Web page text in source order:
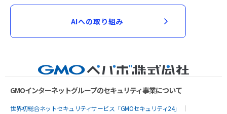
AIへの取り組み
GMOインターネットグループのセキュリティ事業について
世界初総合ネットセキュリティサービス「GMOセキュリティ24」